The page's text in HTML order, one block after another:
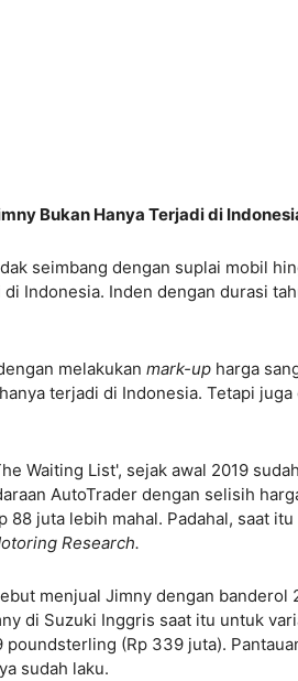
Bukan Hanya Terjadi di
seimbang dengan suplai mobil
di Indonesia. Inden dengan durasi
melakukan mark-up harga
terjadi di Indonesia. Tetapi
Waiting List', sejak awal 2019
AutoTrader dengan selisih
juta lebih mahal. Padahal, saat
Research.
menjual Jimny dengan
di Suzuki Inggris saat itu untuk
(Rp 339 juta).
sudah laku.